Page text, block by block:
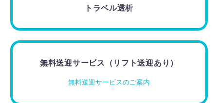
トラベル透析
無料送迎サービス（リフト送迎あり）
無料送迎サービスのご案内